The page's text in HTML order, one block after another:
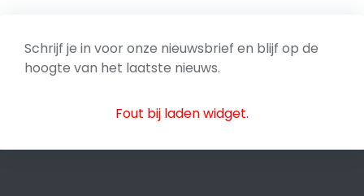
Schrijf je in voor onze nieuwsbrief en blijf op de
hoogte van het laatste nieuws.
Fout bij laden widget.